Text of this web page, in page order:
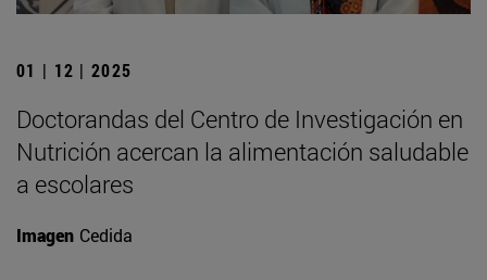
01 | 12 | 2025
Doctorandas del Centro de Investigación en
Nutrición acercan la alimentación saludable
a escolares
Imagen Cedida